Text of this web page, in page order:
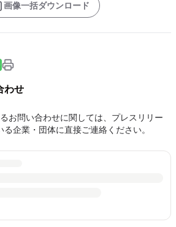
画像一括ダウンロード
わせ
お問い合わせに関しては、プレスリリー
る企業・団体に直接ご連絡ください。